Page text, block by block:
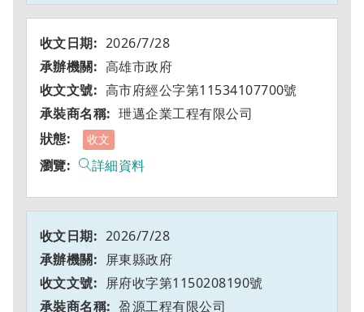
2026/7/28
高雄市政府
高市府經公字第11534107700號
玴邁企業工程有限公司
收文
詳細資料
2026/7/28
屏東縣政府
屏府收字第1150208190號
盈源工程有限公司